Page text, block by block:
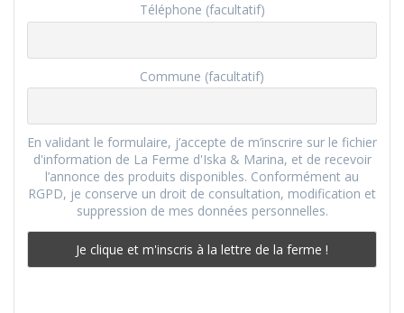
Téléphone (facultatif)
Commune (facultatif)
En validant le formulaire, j’accepte de m’inscrire sur le fichier
d'information de La Ferme d'Iska & Marina, et de recevoir
l’annonce des produits disponibles. Conformément au
RGPD, je conserve un droit de consultation, modification et
suppression de mes données personnelles.